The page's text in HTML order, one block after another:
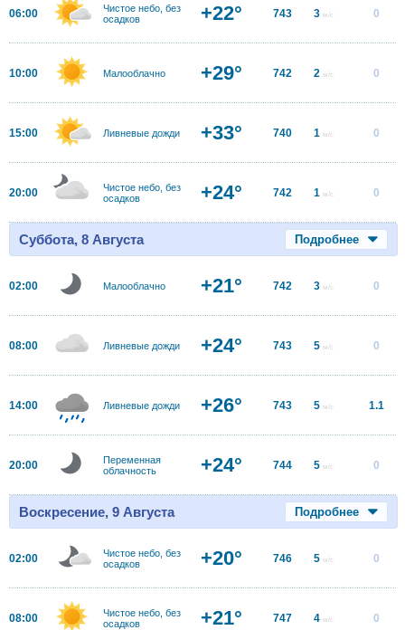
06:00
Чистое небо, без
осадков
+22° 743 3 м/с 0
10:00 Малооблачно +29° 742 2 м/с 0
15:00 Ливневые дожди +33° 740 1 м/с 0
20:00
Чистое небо, без
осадков
+24° 742 1 м/с 0
Суббота, 8 Августа Подробнее
02:00 Малооблачно +21° 742 3 м/с 0
08:00 Ливневые дожди +24° 743 5 м/с 0
14:00 Ливневые дожди +26° 743 5 м/с 1.1
20:00
Переменная
облачность
+24° 744 5 м/с 0
Воскресение, 9 Августа Подробнее
02:00
Чистое небо, без
осадков
+20° 746 5 м/с 0
08:00
Чистое небо, без
осадков
+21° 747 4 м/с 0